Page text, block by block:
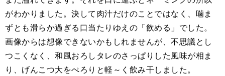
がわかりました。決して肉汁だけのことではなく、噛ま
ずとも滑らか過ぎる口当たりゆえの「飲める」でした。
画像からは想像できないかもしれませんが、不思議とし
つこくなく、和風おろしタレのさっぱりした風味が相ま
り、げんこつ大をぺろりと軽～く飲み干しました。